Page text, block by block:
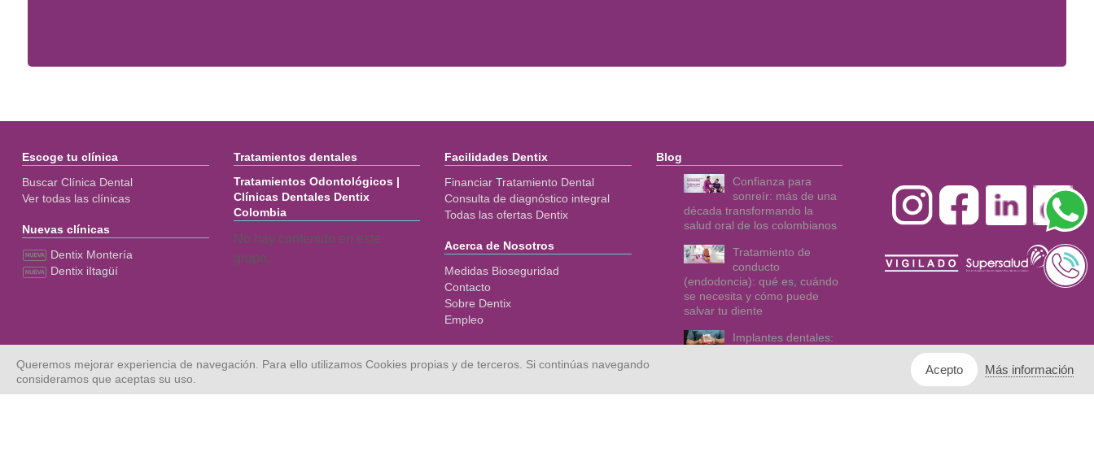
Escoge tu clínica
Buscar Clínica Dental
Ver todas las clínicas
Nuevas clínicas
Dentix Montería
Dentix iItagüí
Tratamientos dentales
Tratamientos Odontológicos |
Clínicas Dentales Dentix
Colombia
No hay contenido en este
grupo.
Facilidades Dentix
Financiar Tratamiento Dental
Consulta de diagnóstico integral
Todas las ofertas Dentix
Acerca de Nosotros
Medidas Bioseguridad
Contacto
Sobre Dentix
Empleo
Blog
Confianza para
sonreír: más de una
década transformando la
salud oral de los colombianos
Tratamiento de
conducto
(endodoncia): qué es, cuándo
se necesita y cómo puede
salvar tu diente
Implantes dentales:
Queremos mejorar experiencia de navegación. Para ello utilizamos Cookies propias y de terceros. Si continúas navegando
consideramos que aceptas su uso.
Acepto Más información